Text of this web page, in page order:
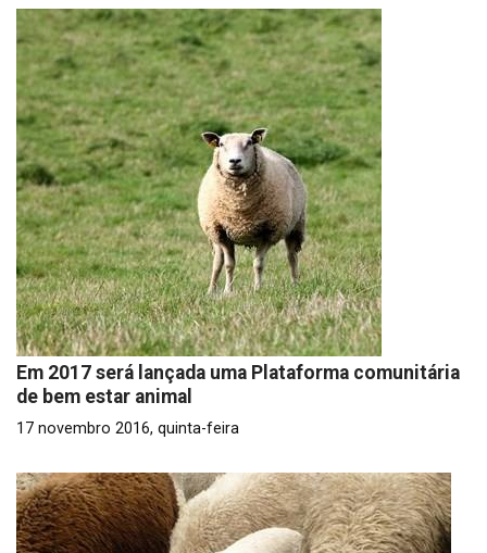
Em 2017 será lançada uma Plataforma comunitária
de bem estar animal
17 novembro 2016, quinta-feira